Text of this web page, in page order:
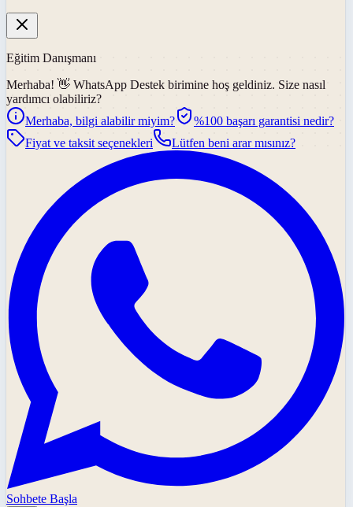
Eğitim Danışmanı
Merhaba! 👋 WhatsApp Destek birimine hoş geldiniz. Size nasıl
yardımcı olabiliriz?
Merhaba, bilgi alabilir miyim?
%100 başarı garantisi nedir?
Fiyat ve taksit seçenekleri
Lütfen beni arar mısınız?
Sohbete Başla